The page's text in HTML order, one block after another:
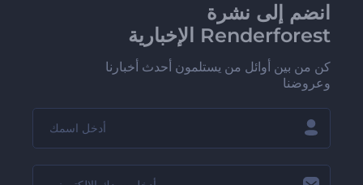
انضم إلى نشرة
Renderforest الإخبارية
كن من بين أوائل من يستلمون أحدث أخبارنا
وعروضنا